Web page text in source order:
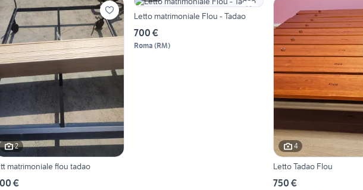
2
matrimoniale flou tadao
€
Letto matrimoniale Flou - Tadao
700 €
Roma (RM)
4
Letto Tadao Flou
750 €